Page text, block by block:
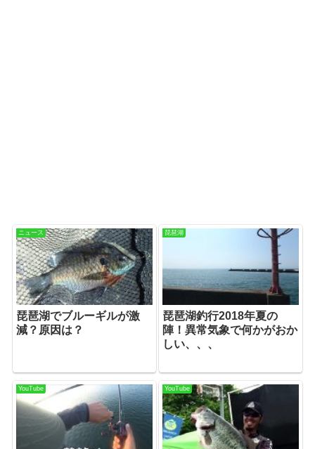
ニュース
琵琶湖でブルーギルが激
減？原因は？
琵琶湖
琵琶湖釣行2018年夏の
陣！異常気象で何かがおか
しい、、、
YouTube YouTube